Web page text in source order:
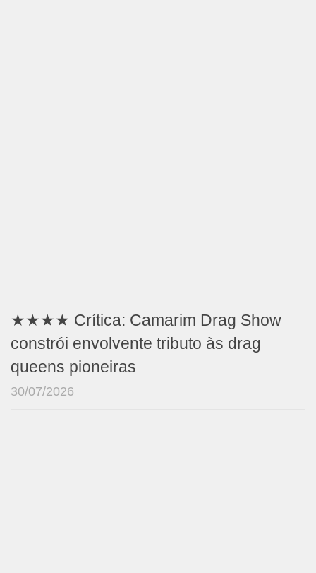
★★★★ Crítica: Camarim Drag Show
constrói envolvente tributo às drag
queens pioneiras
30/07/2026